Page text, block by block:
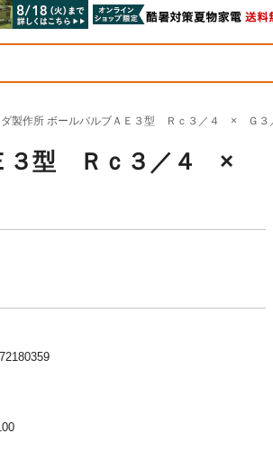
ダ製作所 ボールバルブＡＥ３型 Ｒｃ３／４ × Ｇ３
Ｅ３型 Ｒｃ３／４ ×